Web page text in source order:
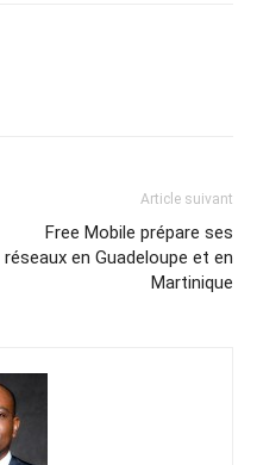
Article suivant
Free Mobile prépare ses
réseaux en Guadeloupe et en
Martinique